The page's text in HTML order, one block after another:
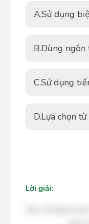
A.Sử dụng
B.Dùng ngôn
C.Sử dụng
D.Lựa chọn
Lời giải: